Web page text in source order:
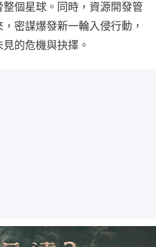
個星球。同時，資源開發管
密謀爆發新一輪入侵行動，
的危機與抉擇。